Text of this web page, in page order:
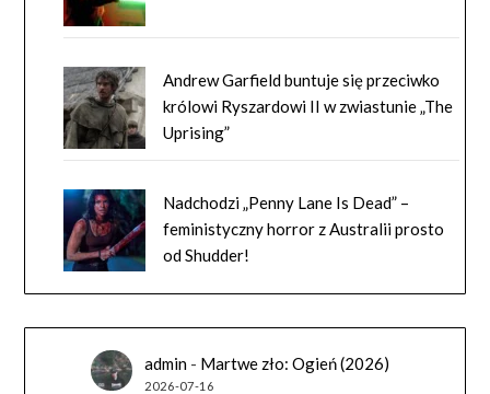
Andrew Garfield buntuje się przeciwko
królowi Ryszardowi II w zwiastunie „The
Uprising”
Nadchodzi „Penny Lane Is Dead” –
feministyczny horror z Australii prosto
od Shudder!
admin - Martwe zło: Ogień (2026)
2026-07-16